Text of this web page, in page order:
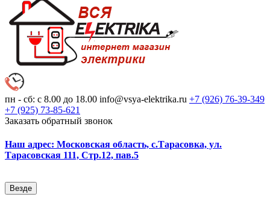
пн - сб: с 8.00 до 18.00 info@vsya-elektrika.ru +7 (926) 76-39-349
+7 (925) 73-85-621
Заказать обратный звонок
Наш адрес: Московская область, с.Тарасовка, ул.
Тарасовская 111, Стр.12, пав.5
Везде